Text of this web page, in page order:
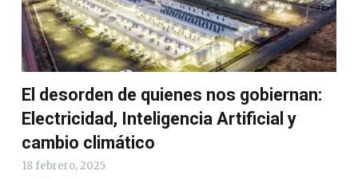
El desorden de quienes nos gobiernan:
Electricidad, Inteligencia Artificial y
cambio climático
18 febrero, 2025